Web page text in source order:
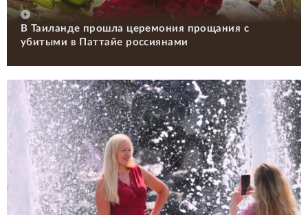
В Таиланде прошла церемония прощания с
убитыми в Паттайе россиянами